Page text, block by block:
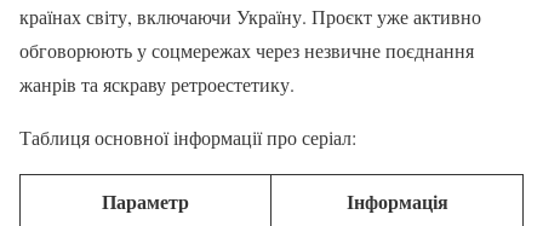
країнах світу, включаючи Україну. Проєкт уже активно
обговорюють у соцмережах через незвичне поєднання
жанрів та яскраву ретроестетику.
Таблиця основної інформації про серіал:
Параметр Інформація